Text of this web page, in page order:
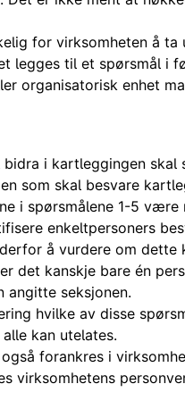
for virksomheten å ta
legges til et spørsmål i
organisatorisk enhet
bidra i kartleggingen
som skal besvare
i spørsmålene 1-5
enkeltpersoners
å vurdere om
det kanskje bare én
angitte seksjonen.
hvilke av disse
kan utelates.
forankres i
virksomhetens